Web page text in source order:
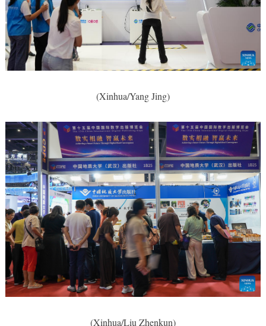
(Xinhua/Yang Jing)
(Xinhua/Liu Zhenkun)